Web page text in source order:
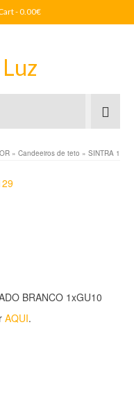
-0.00€
» Candeeiros de teto » SINTRA 1
BRANCO 1xGU10
AQUI.